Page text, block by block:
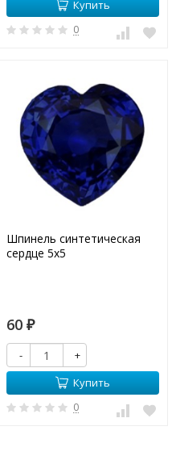
Купить
0
Шпинель синтетическая
сердце 5х5
60 ₽
-
+
Купить
0